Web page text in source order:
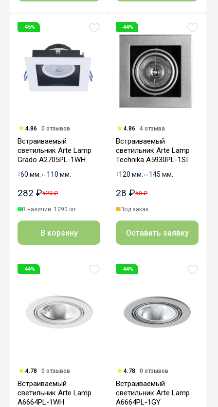
-45%
4.86 0 отзывов
Встраиваемый
светильник Arte Lamp
Grado A2705PL-1WH
↕60 мм. ↔ 110 мм.
282 ₽520 ₽
В наличии: 1090 шт.
В корзину
-44%
4.86 4 отзыва
Встраиваемый
светильник Arte Lamp
Technika A5930PL-1SI
↕120 мм. ↔ 145 мм.
28 ₽50 ₽
Под заказ
Оставить заявку
-44%
4.78 0 отзывов
Встраиваемый
светильник Arte Lamp
A6664PL-1WH
-44%
4.78 0 отзывов
Встраиваемый
светильник Arte Lamp
A6664PL-1GY